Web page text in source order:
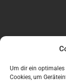
Um dir ein optimales
Cookies, um